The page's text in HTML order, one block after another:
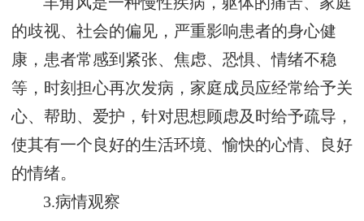
的歧视、社会的偏见，严重影响患者的身心健
康，患者常感到紧张、焦虑、恐惧、情绪不稳
等，时刻担心再次发病，家庭成员应经常给予关
心、帮助、爱护，针对思想顾虑及时给予疏导，
使其有一个良好的生活环境、愉快的心情、良好
的情绪。
3.病情观察